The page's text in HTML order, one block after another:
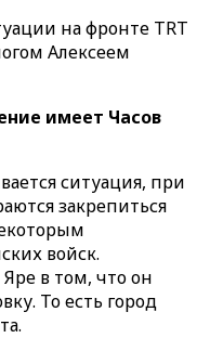
на фронте TRT
Алексеем
имеет Часов
ситуация, при
закрепиться
войск.
в том, что он
То есть город